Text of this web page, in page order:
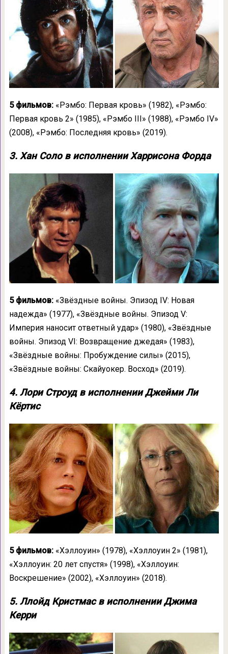
5 фильмов:«Рэмбо: Первая кровь» (1982), «Рэмбо:
Первая кровь 2» (1985), «Рэмбо III» (1988), «Рэмбо IV»
(2008), «Рэмбо: Последняя кровь» (2019).
3. Хан Соло в исполнении Харрисона Форда
5 фильмов:«Звёздные войны. Эпизод IV: Новая
надежда» (1977), «Звёздные войны. Эпизод V:
Империя наносит ответный удар» (1980), «Звёздные
войны. Эпизод VI: Возвращение джедая» (1983),
«Звёздные войны: Пробуждение силы» (2015),
«Звёздные войны: Скайуокер. Восход» (2019).
4. Лори Строуд в исполнении Джейми Ли
Кёртис
5 фильмов:«Хэллоуин» (1978), «Хэллоуин 2» (1981),
«Хэллоуин: 20 лет спустя» (1998), «Хэллоуин:
Воскрешение» (2002), «Хэллоуин» (2018).
5. Ллойд Кристмас в исполнении Джима
Керри